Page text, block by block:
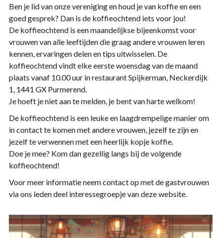
Ben je lid van onze vereniging en houd je van koffie en een
goed gesprek? Dan is de koffieochtend iets voor jou!
De koffieochtend is een maandelijkse bijeenkomst voor
vrouwen van alle leeftijden die graag andere vrouwen leren
kennen, ervaringen delen en tips uitwisselen. De
koffieochtend vindt elke eerste woensdag van de maand
plaats vanaf 10.00 uur in restaurant Spijkerman, Neckerdijk
1, 1441 GX Purmerend.
Je hoeft je niet aan te melden, je bent van harte welkom!
De koffieochtend is een leuke en laagdrempelige manier om
in contact te komen met andere vrouwen, jezelf te zijn en
jezelf te verwennen met een heerlijk kopje koffie.
Doe je mee? Kom dan gezellig langs bij de volgende
koffieochtend!
Voor meer informatie neem contact op met de gastvrouwen
via ons leden deel interessegroepje van deze website.